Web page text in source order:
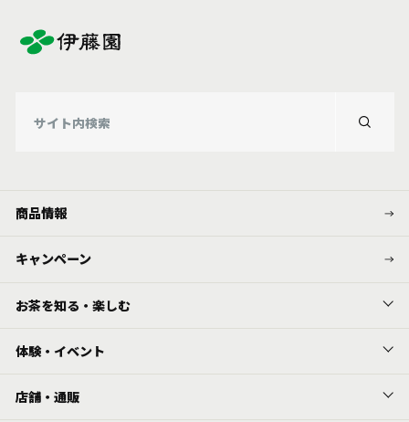
商品情報
キャンペーン
お茶を知る・楽しむ
体験・イベント
店舗・通販